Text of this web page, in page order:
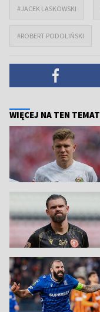
#JACEK LASKOWSKI
#ROBERT PODOLIŃSKI
WIĘCEJ NA TEN TEMAT